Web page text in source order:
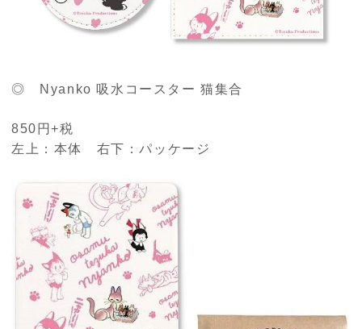
◎ Nyanko 吸水コースター 猫集合
850円+税
左上：本体 右下：パッケージ